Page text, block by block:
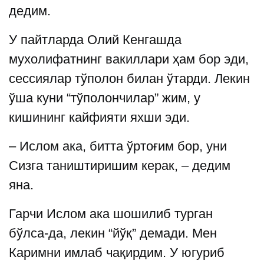
дедим.
У пайтларда Олий Кенгашда
мухолифатнинг вакиллари ҳам бор эди,
сессиялар тўполон билан ўтарди. Лекин
ўша куни “тўполончилар” жим, у
кишининг кайфияти яхши эди.
– Ислом ака, битта ўртоғим бор, уни
Сизга таништиришим керак, – дедим
яна.
Гарчи Ислом ака шошилиб турган
бўлса-да, лекин “йўқ” демади. Мен
Каримни имлаб чақирдим. У югуриб